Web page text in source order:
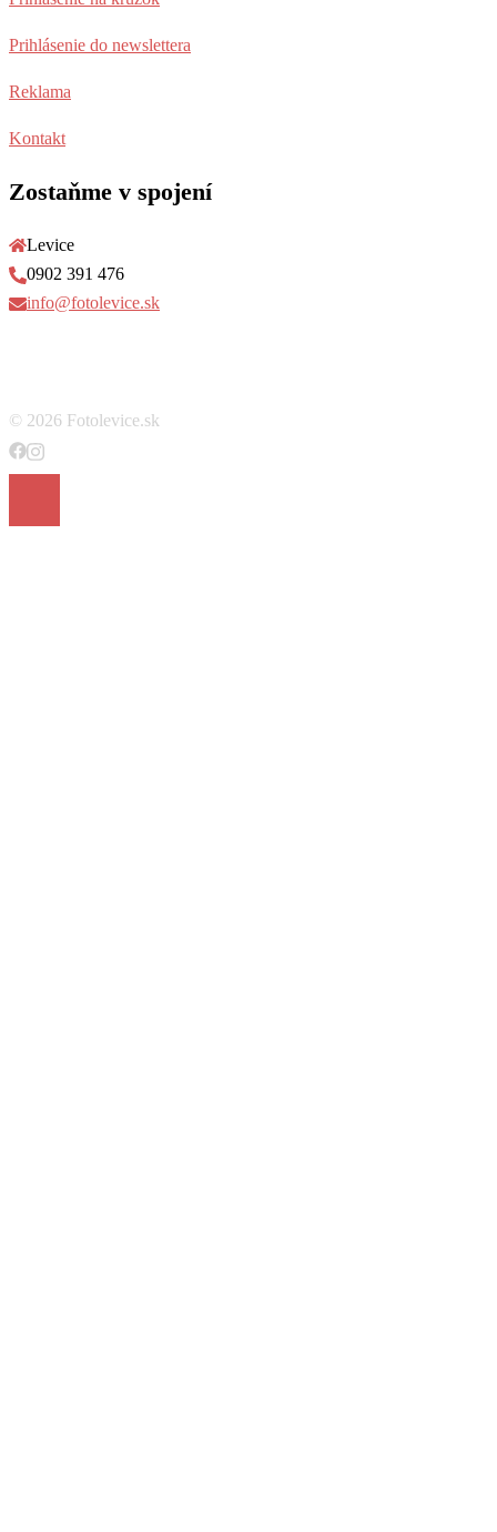
Prihlásenie do newslettera
Reklama
Kontakt
Zostaňme v spojení
Levice
0902 391 476
info@fotolevice.sk
© 2026 Fotolevice.sk